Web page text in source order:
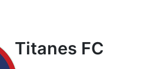
Titanes FC